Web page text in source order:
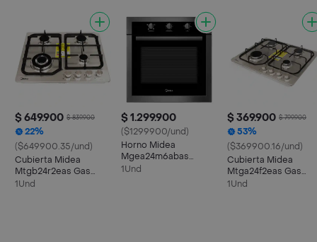
$ 649.900 $ 839.900
22%
($649900.35/und)
Cubierta Midea
Mtgb24r2eas Gas
Natural 60cm 4
1Und
$ 1.299.900
($1299900/und)
Horno Midea
Mgea24m6abas
Electrico Negro 70 Lt
1Und
$ 369.900 $ 799.900
53%
($369900.16/und)
Cubierta Midea
Mtga24f2eas Gas
Natural 60cm 4
1Und